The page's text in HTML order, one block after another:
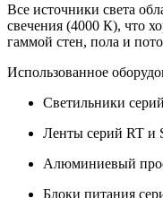
Все источники света
свечения (4000 К), что
гаммой стен, пола и
Использованное
Светильники
Ленты серий RT и
Алюминиевый
Блоки питания